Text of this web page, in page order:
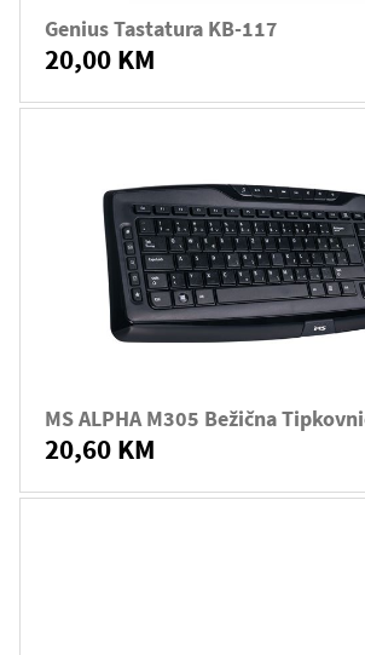
Genius Tastatura KB-117
20,00 KM
MS ALPHA M305 Bežična
20,60 KM